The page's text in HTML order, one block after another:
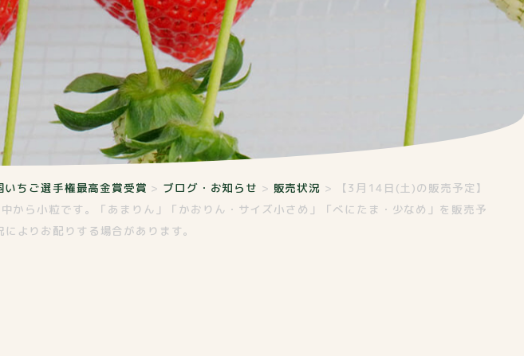
ちご選手権最高金賞受賞 > ブログ・お知らせ > 販売状況 >
【3月14日(土)の販売予定】
ら小粒です。「あまりん」「かおりん・サイズ小さめ」「べにたま・少なめ」を販売予
よりお配りする場合があります。